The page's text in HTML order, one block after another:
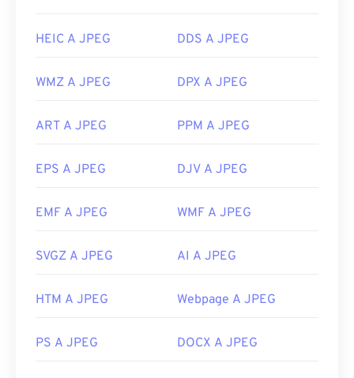
HEIC A JPEG DDS A JPEG
WMZ A JPEG DPX A JPEG
ART A JPEG PPM A JPEG
EPS A JPEG DJV A JPEG
EMF A JPEG WMF A JPEG
SVGZ A JPEG AI A JPEG
HTM A JPEG Webpage A JPEG
PS A JPEG DOCX A JPEG